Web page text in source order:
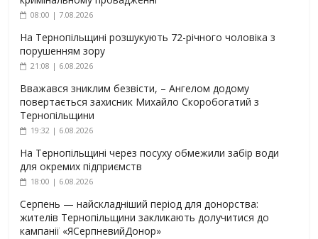
08:00 | 7.08.2026
На Тернопільщині розшукують 72-річного чоловіка з
порушенням зору
21:08 | 6.08.2026
Вважався зниклим безвісти, – Ангелом додому
повертається захисник Михайло Скоробогатий з
Тернопільщини
19:32 | 6.08.2026
На Тернопільщині через посуху обмежили забір води
для окремих підприємств
18:00 | 6.08.2026
Серпень — найскладніший період для донорства:
жителів Тернопільщини закликають долучитися до
кампанії «ЯСерпневийДонор»